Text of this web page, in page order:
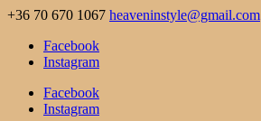
+36 70 670 1067 heaveninstyle@gmail.com
Facebook
Instagram
Facebook
Instagram